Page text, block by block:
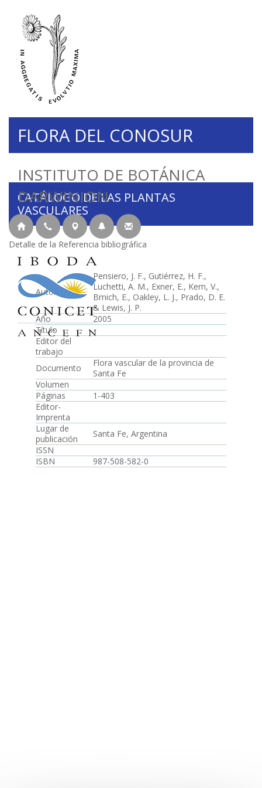
INSTITUTO DE BOTÁNICA
DARWINION
FLORA DEL CONOSUR
CATÁLOGO DE LAS PLANTAS
VASCULARES
Detalle de la Referencia bibliográfica
Autor
Pensiero, J. F., Gutiérrez, H. F.,
Luchetti, A. M., Exner, E., Kern, V.,
Brnich, E., Oakley, L. J., Prado, D. E.
& Lewis, J. P.
Año
2005
Título
-
Editor del
trabajo
Documento
Flora vascular de la provincia de
Santa Fe
Volumen
Páginas
1-403
Editor-
Imprenta
Lugar de
publicación
Santa Fe, Argentina
ISSN
ISBN
987-508-582-0